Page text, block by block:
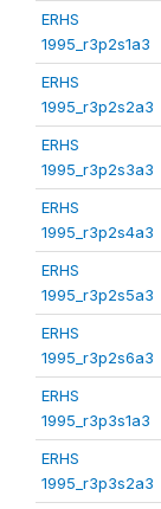
ERHS
1995_r3p2s1a3
ERHS
1995_r3p2s2a3
ERHS
1995_r3p2s3a3
ERHS
1995_r3p2s4a3
ERHS
1995_r3p2s5a3
ERHS
1995_r3p2s6a3
ERHS
1995_r3p3s1a3
ERHS
1995_r3p3s2a3